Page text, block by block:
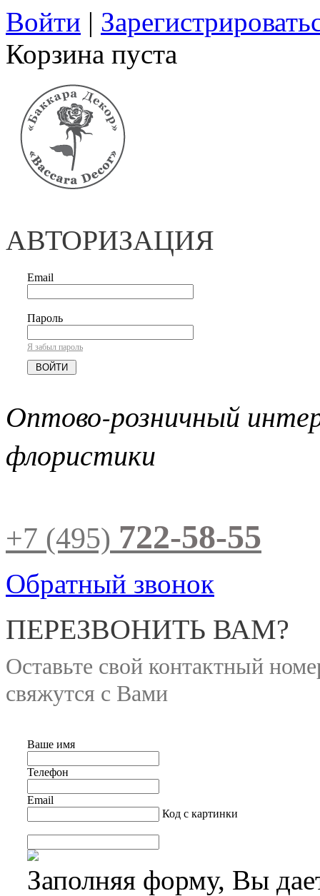
Войти |
Корзина пуста
АВТОРИЗАЦИЯ
Email
Пароль
Я забыл пароль
Оптово-розничный
флористики
+7 (495) 722-58-55
Обратный звонок
ПЕРЕЗВОНИТЬ ВАМ?
Оставьте свой контактный
свяжутся с Вами
Ваше имя
Телефон
Email
Код с картинки
Заполняя форму, Вы